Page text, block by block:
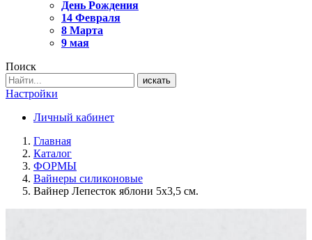
День Рождения
14 Февраля
8 Марта
9 мая
Поиск
искать
Настройки
Личный кабинет
Главная
Каталог
ФОРМЫ
Вайнеры силиконовые
Вайнер Лепесток яблони 5х3,5 см.